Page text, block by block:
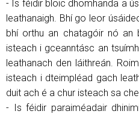
- Is féidir bloic dhomhanda a
leathanaigh. Bhí go leor
bhí orthu an chatagóir nó
isteach i gceanntásc an
leathanach den láithreán.
isteach i dteimpléad gach
duit ach é a chur isteach sa
- Is féidir paraiméadair